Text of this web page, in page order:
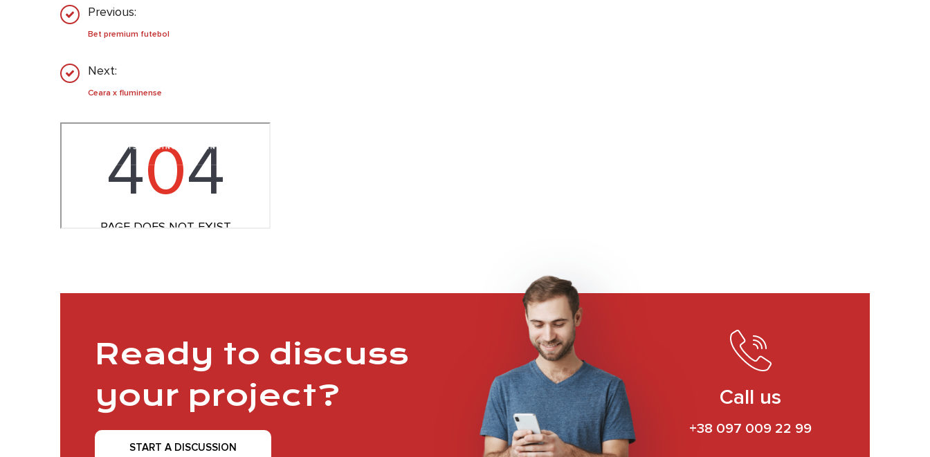
Previous:
Bet premium futebol
Next:
Ceara x fluminense
Ready to discuss
your project?
START A DISCUSSION
Call us
+38 097 009 22 99